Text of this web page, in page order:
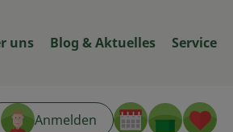
uns Blog & Aktuelles Service
Anmelden